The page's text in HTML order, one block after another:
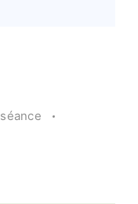
séance